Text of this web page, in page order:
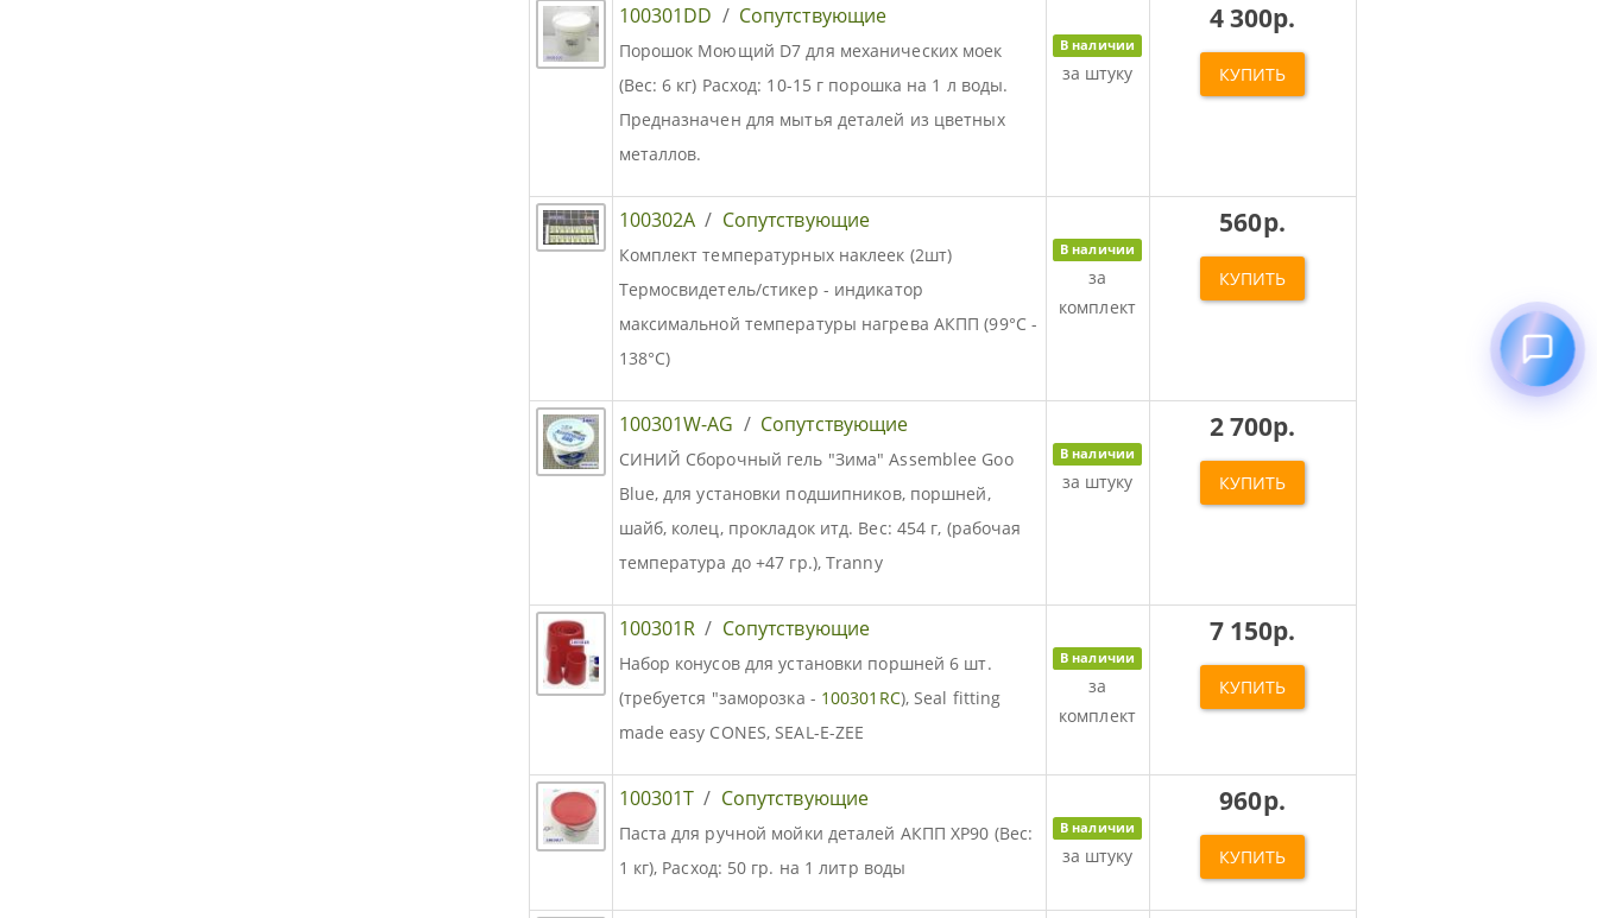
100301DD / Сопутствующие
Порошок Моющий D7 для механических моек
(Вес: 6 кг) Расход: 10-15 г порошка на 1 л воды.
Предназначен для мытья деталей из цветных
металлов.
В наличии
за штуку
4 300р.
КУПИТЬ
100302A / Сопутствующие
Комплект температурных наклеек (2шт)
Термосвидетель/стикер - индикатор
максимальной температуры нагрева АКПП (99°C -
138°C)
В наличии
за
комплект
560р.
КУПИТЬ
100301W-AG / Сопутствующие
СИНИЙ Сборочный гель "Зима" Assemblee Goo
Blue, для установки подшипников, поршней,
шайб, колец, прокладок итд. Вес: 454 г, (рабочая
температура до +47 гр.), Tranny
В наличии
за штуку
2 700р.
КУПИТЬ
100301R / Сопутствующие
Набор конусов для установки поршней 6 шт.
(требуется "заморозка - 100301RC), Seal fitting
made easy CONES, SEAL-E-ZEE
В наличии
за
комплект
7 150р.
КУПИТЬ
100301T / Сопутствующие
Паста для ручной мойки деталей АКПП XP90 (Вес:
1 кг), Расход: 50 гр. на 1 литр воды
В наличии
за штуку
960р.
КУПИТЬ